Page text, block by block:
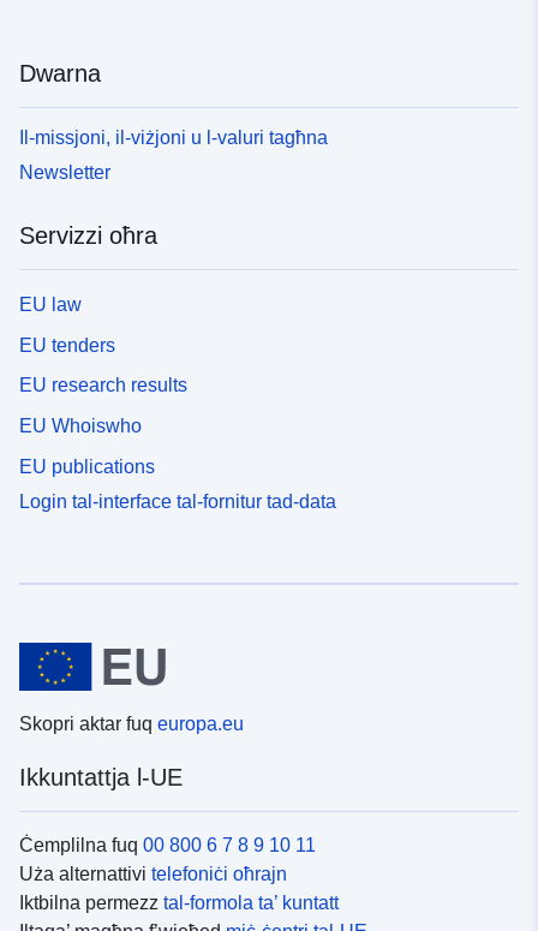
Dwarna
Il-missjoni, il-viżjoni u l-valuri tagħna
Newsletter
Servizzi oħra
EU law
EU tenders
EU research results
EU Whoiswho
EU publications
Login tal-interface tal-fornitur tad-data
Skopri aktar fuq europa.eu
Ikkuntattja l-UE
Ċemplilna fuq 00 800 6 7 8 9 10 11
Uża alternattivi telefoniċi oħrajn
Iktbilna permezz tal-formola ta’ kuntatt